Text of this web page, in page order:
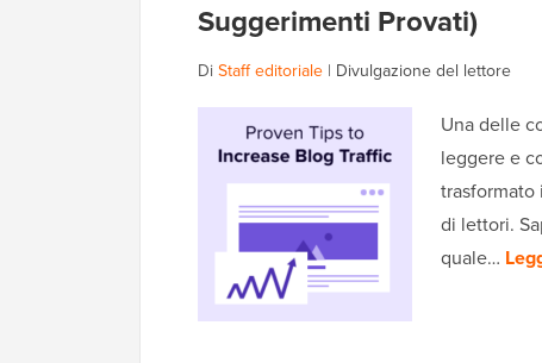
Suggerimenti Provati)
Di Staff editoriale | Divulgazione del lettore
Una delle
leggere e
di lettori.
quale…